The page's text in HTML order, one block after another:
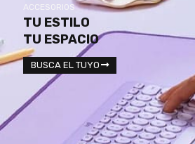
ACCESORIOS
TU ESTILO
TU ESPACIO
BUSCA EL TUYO